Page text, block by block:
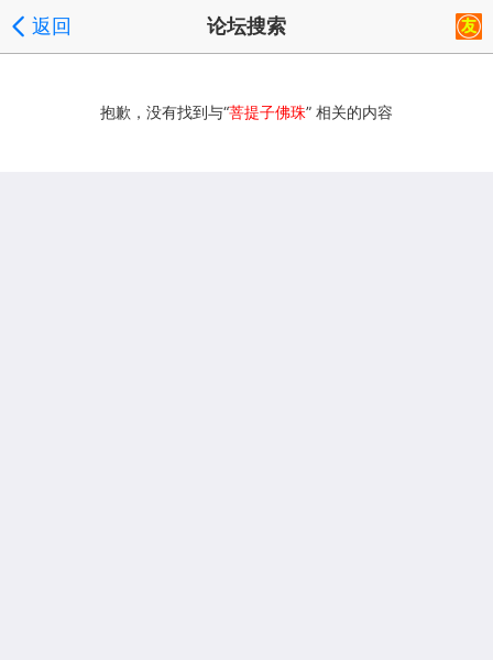
返回 论坛搜索
抱歉，没有找到与“菩提子佛珠” 相关的内容